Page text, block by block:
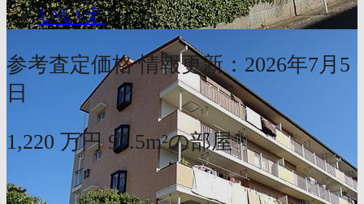
いいえ
参考査定価格 情報更新：2026年7月5
日
1,220 万円 97.5m²の部屋
〜